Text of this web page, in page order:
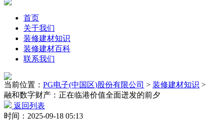
首页
关于我们
装修建材知识
装修建材百科
联系我们
当前位置： PG电子(中国区)股份有限公司 > 装修建材知识 >
融和数字财产：正在临港价值全面迸发的前夕
返回列表
时间：2025-09-18 05:13